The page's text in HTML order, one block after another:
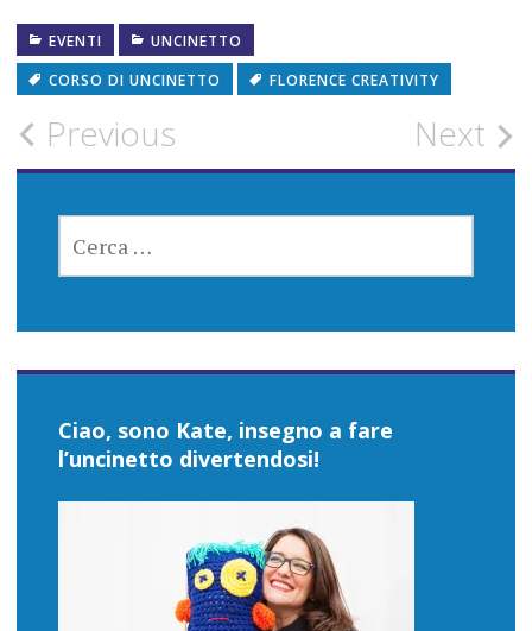
EVENTI
UNCINETTO
CORSO DI UNCINETTO
FLORENCE CREATIVITY
Post
navigation
Previous Next
PER:
Ciao, sono Kate, insegno a fare
l’uncinetto divertendosi!